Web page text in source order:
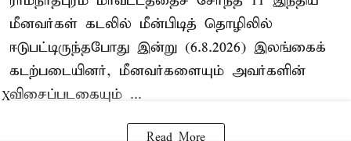
மீனவர்கள் கடலில் மீன்பிடித் தொழிலில்
ஈடுபட்டிருந்தபோது இன்று (6.8.2026) இலங்கைக்
கடற்படையினர், மீனவர்களையும் அவர்களின்
விசைப்படகையும் ...
Read More
X